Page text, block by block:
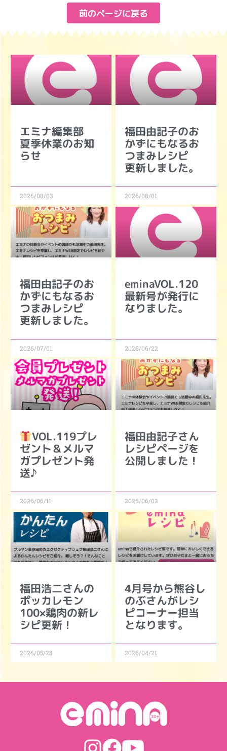
前のページに戻る
エミナ編集部
夏季休業のお知
らせ
2026/08/03
福田由記子のお
かずにもなるお
つまみレシピ
更新しました。
2026/08/01
福田由記子のお
かずにもなるお
つまみレシピ
更新しました。
2026/07/01
eminaVOL.120
最新号が発行に
なりました。
2026/06/22
VOL.119プレ
ゼント＆メルマ
ガプレゼント発
送♪
2026/06/11
福田由記子さん
レシピページを
公開しました！
2026/06/03
福田浩二さんの
ポッカレモン
100×鶏肉の新レ
シピ更新！
2026/05/28
4月号から熊谷し
のぶさんがレシ
ピコーナー担当
となります。
2026/04/21